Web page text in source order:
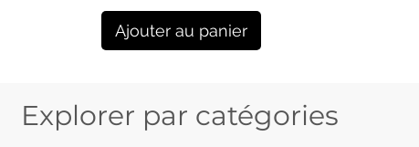
Ajouter au panier
Explorer par catégories